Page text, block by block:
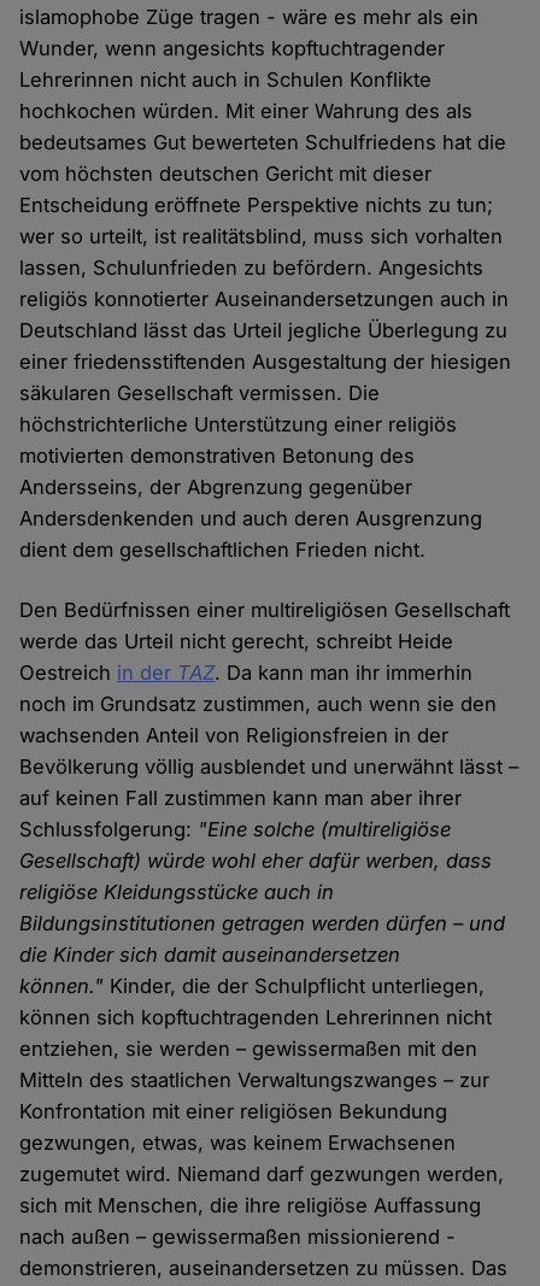
islamophobe Züge tragen - wäre es mehr als ein
Wunder, wenn angesichts kopftuchtragender
Lehrerinnen nicht auch in Schulen Konflikte
hochkochen würden. Mit einer Wahrung des als
bedeutsames Gut bewerteten Schulfriedens hat die
vom höchsten deutschen Gericht mit dieser
Entscheidung eröffnete Perspektive nichts zu tun;
wer so urteilt, ist realitätsblind, muss sich vorhalten
lassen, Schulunfrieden zu befördern. Angesichts
religiös konnotierter Auseinandersetzungen auch in
Deutschland lässt das Urteil jegliche Überlegung zu
einer friedensstiftenden Ausgestaltung der hiesigen
säkularen Gesellschaft vermissen. Die
höchstrichterliche Unterstützung einer religiös
motivierten demonstrativen Betonung des
Andersseins, der Abgrenzung gegenüber
Andersdenkenden und auch deren Ausgrenzung
dient dem gesellschaftlichen Frieden nicht.
Den Bedürfnissen einer multireligiösen Gesellschaft
werde das Urteil nicht gerecht, schreibt Heide
Oestreich in der TAZ. Da kann man ihr immerhin
noch im Grundsatz zustimmen, auch wenn sie den
wachsenden Anteil von Religionsfreien in der
Bevölkerung völlig ausblendet und unerwähnt lässt –
auf keinen Fall zustimmen kann man aber ihrer
Schlussfolgerung: "Eine solche (multireligiöse
Gesellschaft) würde wohl eher dafür werben, dass
religiöse Kleidungsstücke auch in
Bildungsinstitutionen getragen werden dürfen – und
die Kinder sich damit auseinandersetzen
können." Kinder, die der Schulpflicht unterliegen,
können sich kopftuchtragenden Lehrerinnen nicht
entziehen, sie werden – gewissermaßen mit den
Mitteln des staatlichen Verwaltungszwanges – zur
Konfrontation mit einer religiösen Bekundung
gezwungen, etwas, was keinem Erwachsenen
zugemutet wird. Niemand darf gezwungen werden,
sich mit Menschen, die ihre religiöse Auffassung
nach außen – gewissermaßen missionierend -
demonstrieren, auseinandersetzen zu müssen. Das